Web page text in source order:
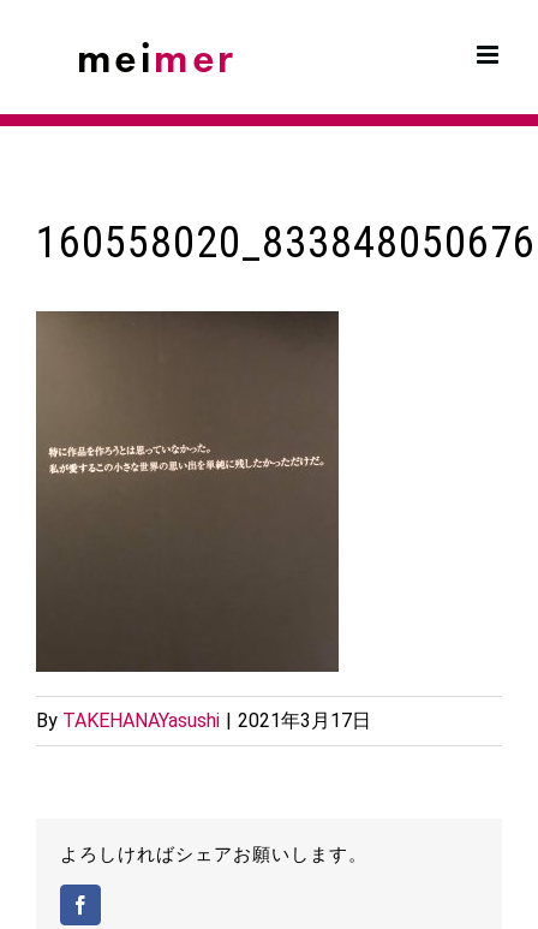
By TAKEHANAYasushi | 2021年3月17日
よろしければシェアお願いします。